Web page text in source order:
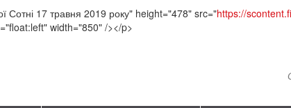
Сотні 17 травня 2019 року" height="478" src="https://
width="850" /></p>